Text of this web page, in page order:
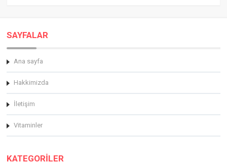
SAYFALAR
Ana sayfa
Hakkimizda
İletişim
Vitaminler
KATEGORİLER